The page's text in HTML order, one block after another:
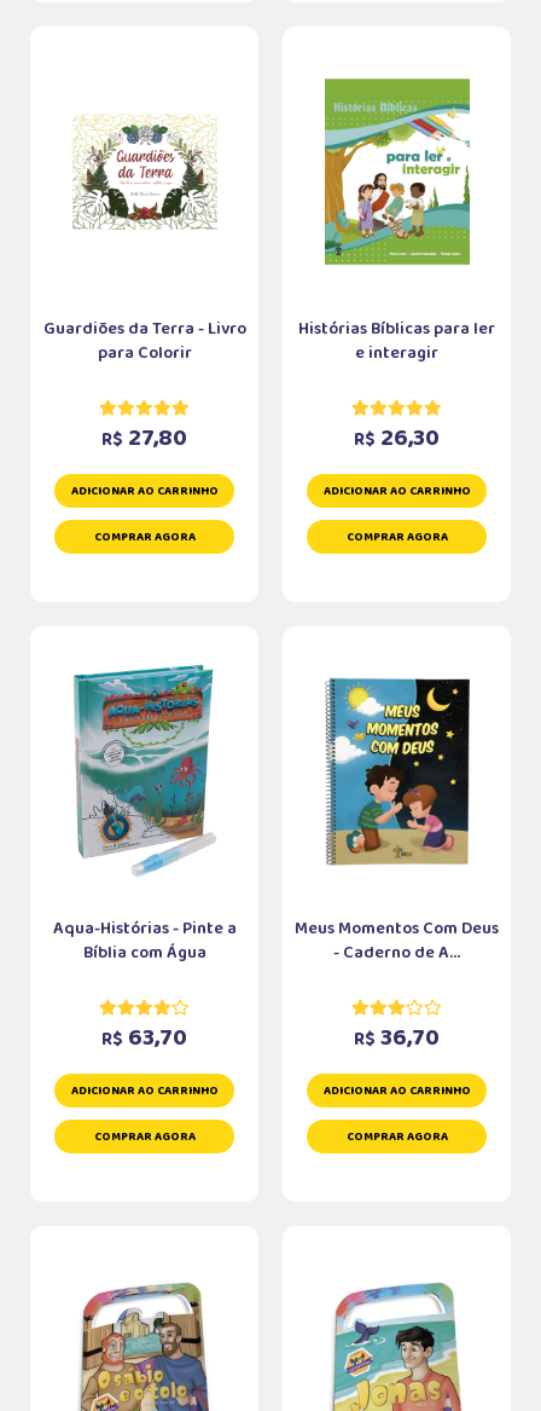
Guardiões da Terra - Livro
para Colorir
R$ 27,80
ADICIONAR AO CARRINHO
COMPRAR AGORA
Histórias Bíblicas para ler
e interagir
R$ 26,30
ADICIONAR AO CARRINHO
COMPRAR AGORA
Aqua-Histórias - Pinte a
Bíblia com Água
R$ 63,70
ADICIONAR AO CARRINHO
COMPRAR AGORA
Meus Momentos Com Deus
- Caderno de A...
R$ 36,70
ADICIONAR AO CARRINHO
COMPRAR AGORA